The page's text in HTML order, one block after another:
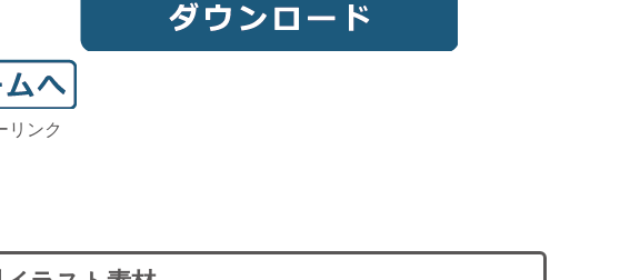
リンク